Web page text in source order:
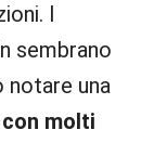
I
sembrano
notare una
molti